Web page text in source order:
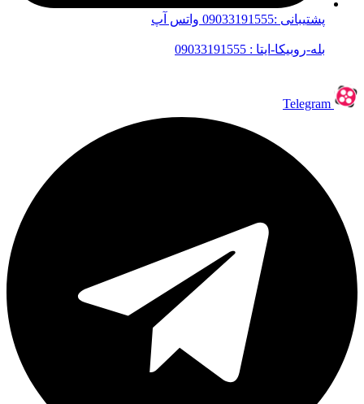
پشتیبانی :09033191555 واتس آپ
بله-روبیکا-ایتا : 09033191555
Telegram